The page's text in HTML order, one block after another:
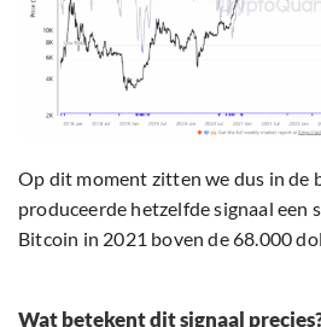
Op dit moment zitten we dus in de
produceerde hetzelfde signaal een
Bitcoin in 2021 boven de 68.000
Wat betekent dit signaal